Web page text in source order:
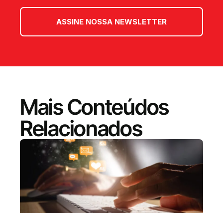
ASSINE NOSSA NEWSLETTER
Mais Conteúdos
Relacionados